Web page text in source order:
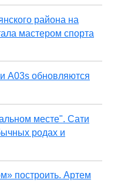
района на
мастером спорта
A03s обновляются
месте". Сати
родах и
построить. Артем